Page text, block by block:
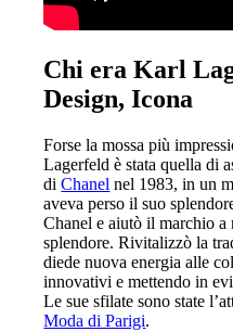
Chi era Karl
Design, Icona
Forse la mossa più
Lagerfeld è stata quella di
diChanel nel 1983, in un
aveva perso il suo
Chanel e aiutò il marchio
splendore. Rivitalizzò la
diede nuova energia alle
innovativi e mettendo in
Le sue sfilate sono state
Moda di Parigi.